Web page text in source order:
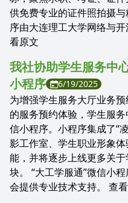
供免费专业的证件照拍摄
序由大连理工大学网络与
看原文
我社协助学生服务中
小程序
6/19/2025
为增强学生服务大厅业务
的服务预约体验，学生服
信小程序。小程序集成了“
影工作室、学生职业形象
能，并将逐步上线更多关
块。 “大工学服通”微信小
会提供专业技术支持。 查